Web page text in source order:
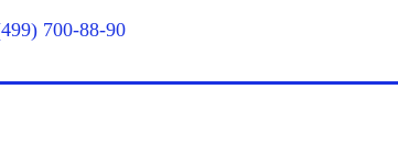
700-88-90